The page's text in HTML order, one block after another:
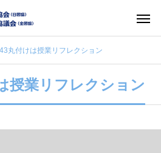
丸付けは授業リフレクション
授業リフレクション